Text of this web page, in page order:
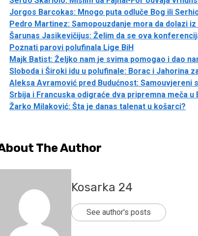
Jorgos Barcokas: Mnogo puta odluče Bog ili
Pedro Martinez: Samopouzdanje mora da dolazi
Šarunas Jasikevičijus: Želim da se ova
Poznati parovi polufinala Lige BiH
Majk Batist: Željko nam je svima pomogao i dao
Sloboda i Široki idu u polufinale: Borac i Jahorina
Aleksa Avramović pred Budućnost: Samouvjereni
Srbija i Francuska odigraće dva pripremna meča u
Žarko Milaković: Šta je danas talenat u košarci?
The Author
Kosarka 24
See author's posts